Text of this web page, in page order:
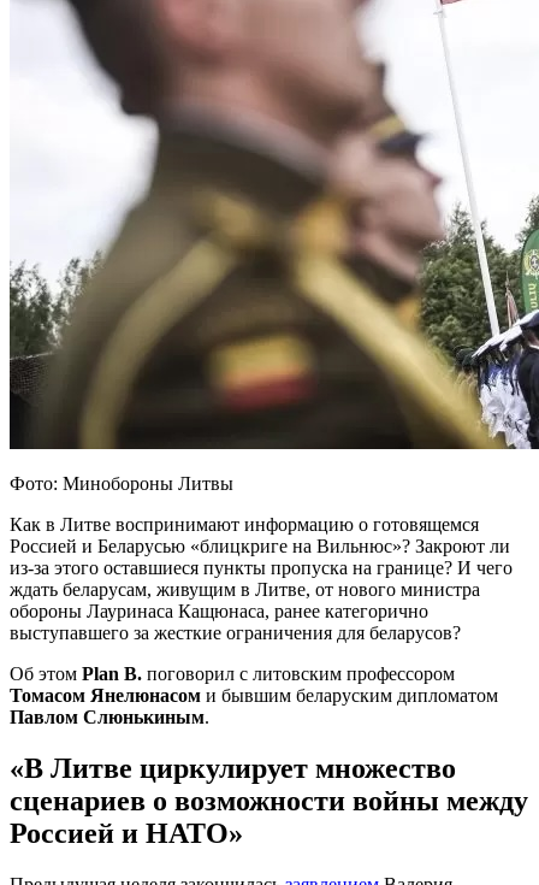
Фото: Минобороны Литвы
Как в Литве воспринимают информацию о готовящемся
Россией и Беларусью «блицкриге на Вильнюс»? Закроют ли
из-за этого оставшиеся пункты пропуска на границе? И чего
ждать беларусам, живущим в Литве, от нового министра
обороны Лауринаса Кащюнаса, ранее категорично
выступавшего за жесткие ограничения для беларусов?
Об этом Plan B. поговорил с литовским профессором
Томасом Янелюнасом и бывшим беларуским дипломатом
Павлом Слюнькиным.
«В Литве циркулирует множество
сценариев о возможности войны между
Россией и НАТО»